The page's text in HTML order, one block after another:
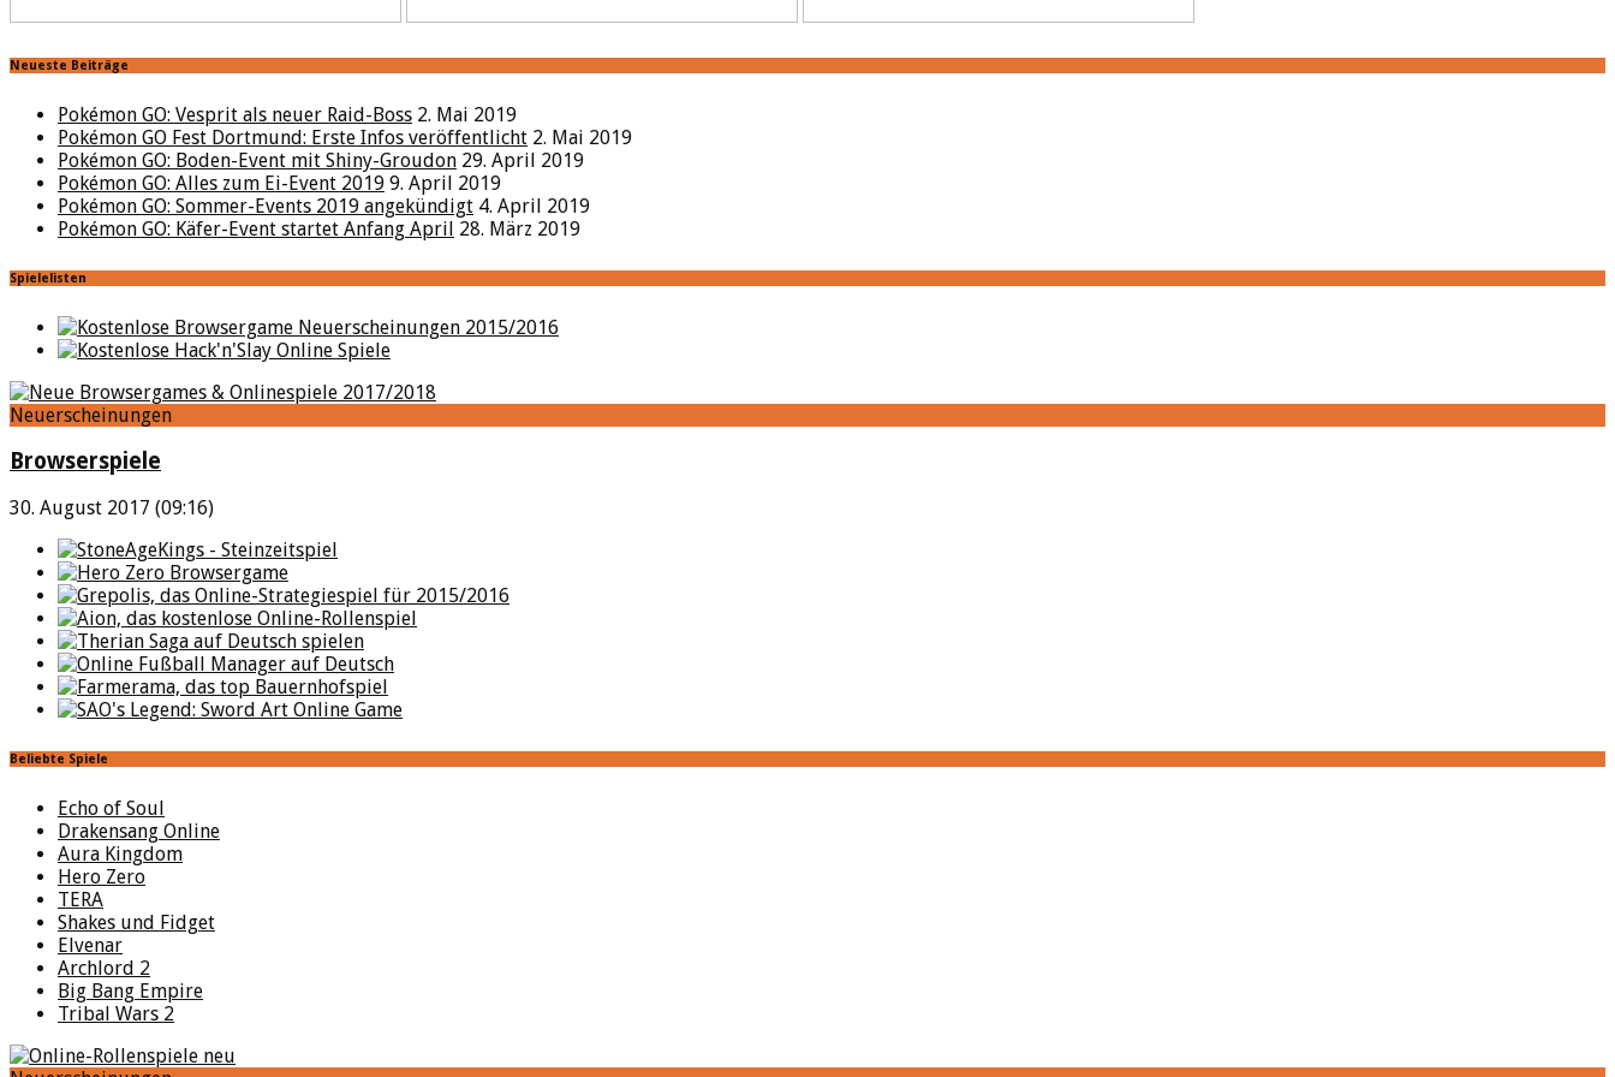
Neueste Beiträge
Pokémon GO: Vesprit als neuer Raid-Boss 2. Mai 2019
Pokémon GO Fest Dortmund: Erste Infos veröffentlicht 2. Mai 2019
Pokémon GO: Boden-Event mit Shiny-Groudon 29. April 2019
Pokémon GO: Alles zum Ei-Event 2019 9. April 2019
Pokémon GO: Sommer-Events 2019 angekündigt 4. April 2019
Pokémon GO: Käfer-Event startet Anfang April 28. März 2019
Spielelisten
Neuerscheinungen
Browserspiele
30. August 2017 (09:16)
Beliebte Spiele
Echo of Soul
Drakensang Online
Aura Kingdom
Hero Zero
TERA
Shakes und Fidget
Elvenar
Archlord 2
Big Bang Empire
Tribal Wars 2